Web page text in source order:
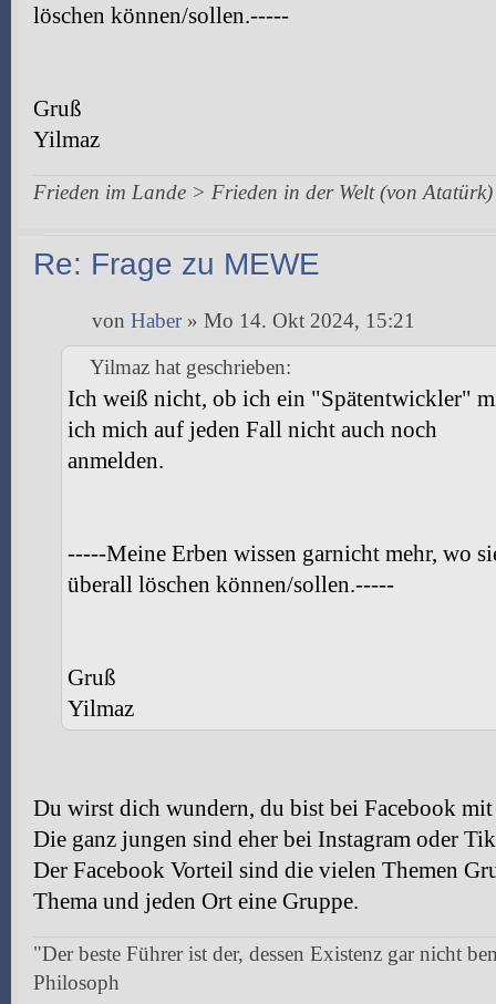
löschen können/sollen.-----
Gruß
Yilmaz
Frieden im Lande > Frieden in der Welt (von Atatürk)
Re: Frage zu MEWE
von Haber» Mo 14. Okt 2024, 15:21
Yilmaz hat geschrieben:
Ich weiß nicht, ob ich ein "Spätentwickler"
ich mich auf jeden Fall nicht auch noch
anmelden.
-----Meine Erben wissen garnicht mehr, wo
überall löschen können/sollen.-----
Gruß
Yilmaz
Du wirst dich wundern, du bist bei Facebook
Die ganz jungen sind eher bei Instagram oder
Der Facebook Vorteil sind die vielen Themen
Thema und jeden Ort eine Gruppe.
"Der beste Führer ist der, dessen Existenz gar nicht
Philosoph